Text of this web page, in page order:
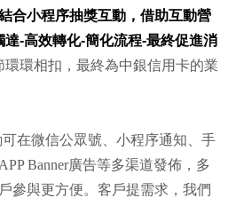
合小程序抽獎互動，借助互動營
-高效轉化-簡化流程-最終促進消
環環相扣，最終為中銀信用卡的業
在微信公眾號、小程序通知、手
Banner廣告等多渠道發佈，多
參與更方便。客戶提需求，我們